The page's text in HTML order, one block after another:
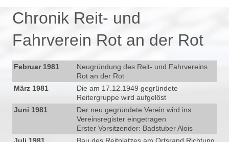
Chronik Reit- und
Fahrverein Rot an der Rot
Februar 1981
Neugründung des Reit- und Fahrvereins
Rot an der Rot
März 1981
Die am 17.12.1949 gegründete
Reitergruppe wird aufgelöst
Juni 1981
Der neu gegründete Verein wird ins
Vereinsregister eingetragen
Erster Vorsitzender: Badstuber Alois